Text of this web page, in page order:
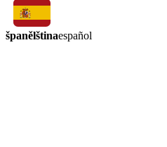
španělštinaespañol